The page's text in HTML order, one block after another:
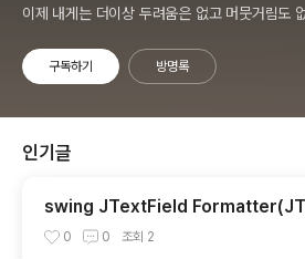
이제 내게는 더이상 두려움은 없고 머뭇거림도
구독하기 방명록
인기글
swing JTextField
터마이징 ) 숫자만 입력가능하게
0 0 조회 2